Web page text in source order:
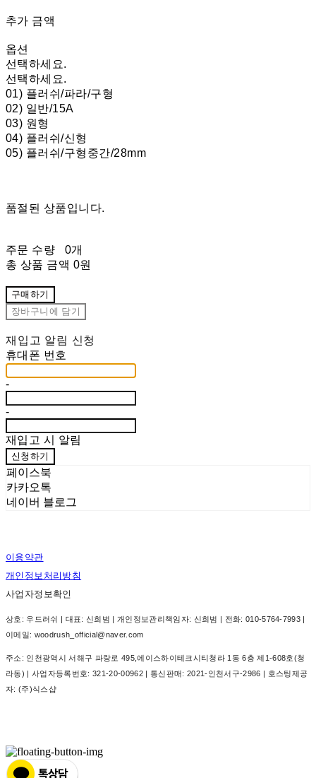
추가 금액
옵션
선택하세요.
선택하세요.
01) 플러쉬/파라/구형
02) 일반/15A
03) 원형
04) 플러쉬/신형
05) 플러쉬/구형중간/28mm
품절된 상품입니다.
주문 수량
0개
총 상품 금액 0원
구매하기
장바구니에 담기
재입고 알림 신청
휴대폰 번호
-
-
재입고 시 알림
신청하기
페이스북
카카오톡
네이버 블로그
이용약관
개인정보처리방침
사업자정보확인
상호: 우드러쉬 | 대표: 신희범 | 개인정보관리책임자: 신희범 | 전화: 010-5764-7993 |
이메일: woodrush_official@naver.com
주소: 인천광역시 서해구 파랑로 495,에이스하이테크시티청라 1동 6층 제1-608호(청
라동) | 사업자등록번호: 321-20-00962| 통신판매: 2021-인천서구-2986 | 호스팅제공
자: (주)식스샵